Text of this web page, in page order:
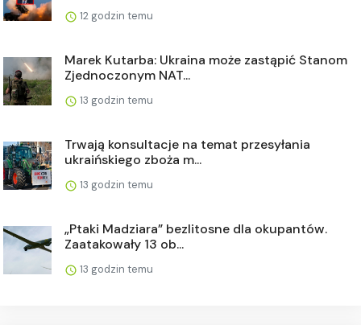
12 godzin temu
Marek Kutarba: Ukraina może zastąpić Stanom
Zjednoczonym NAT...
13 godzin temu
Trwają konsultacje na temat przesyłania
ukraińskiego zboża m...
13 godzin temu
„Ptaki Madziara” bezlitosne dla okupantów.
Zaatakowały 13 ob...
13 godzin temu